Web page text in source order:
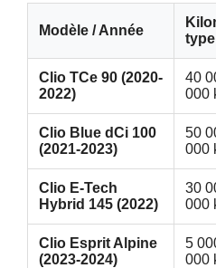
Modèle / Année
type
Clio TCe 90 (2020-
2022)
40
000
Clio Blue dCi 100
(2021-2023)
50
000
Clio E-Tech
Hybrid 145 (2022)
30
000
Clio Esprit Alpine
(2023-2024)
5
000